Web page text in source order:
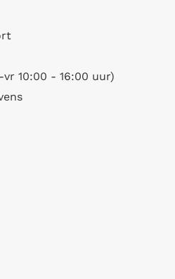
10:00 - 16:00 uur)